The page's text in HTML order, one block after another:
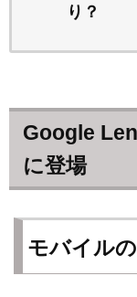
り？
Google
に登場
モバイル